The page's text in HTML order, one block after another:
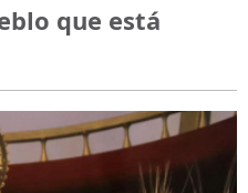
que está